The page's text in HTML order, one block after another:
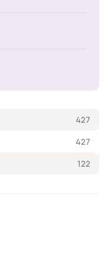
427
427
122